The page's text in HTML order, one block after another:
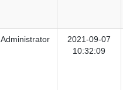
Administrator
2021-09-07
10:32:09